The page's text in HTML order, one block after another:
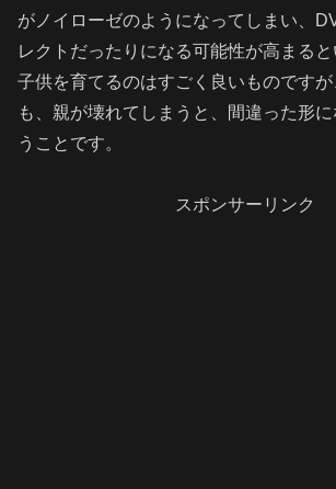
がノイローゼのようになってしまい、
レクトだったりになる可能性が高まると
子供を育てるのはすごく良いものです
も、親が壊れてしまうと、間違った形
うことです。
スポンサーリンク